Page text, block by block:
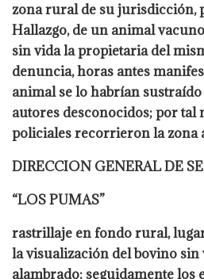
zona rural de su jurisdicción,
Hallazgo, de un animal
sin vida la propietaria del
denuncia, horas antes
animal se lo habrían
autores desconocidos; por tal
policiales recorrieron la zona
DIRECCION GENERAL DE
“LOS PUMAS”
rastrillaje en fondo rural,
la visualización del bovino sin
alambrado; seguidamente los